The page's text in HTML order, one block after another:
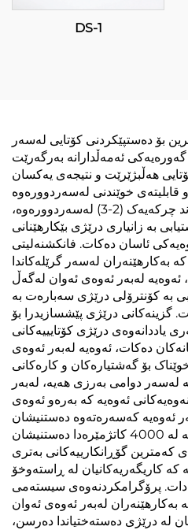
DS-1
بۆ دەستپێکردنی کۆتایی لەسەر
ئەمەڵدارانە بەرگەرێت
هەڵبژێرێت و نتیجەی یەکسان
خوێندنی لەسەردوورەوە
دەدات زانیاری درێژی چەند چركەیەک (2-3) لەسەردوورەوە،
بە زانیاری درێژی بێکارهێنانی
ئاسان دەکات. فانکشنەلیتی
بەکارهێنەران لەسەر گرێلەکاندا
لەبەر ئەوەی ئەوان لەگەڵ
بە کۆنترۆلی درێژی سەبارەت بە
گزینەکانی درێژی پێشسازیدرا بۆ
یاددانەوەی درێژی کۆتایییەکانی
دەکات، ئەوەیە لەبەر ئەوەی
بۆ گەشتیارەکان و کارەکانی
دوامی بەرزی هەیە، لەبەر
ئەوەیە کە بەرەو ئەوەی
ئەوەیە کەسەرەتەوە دەستنیشان
دەدات. دوامی بەتری ئەوەیە کە لە 4000 کاتژمێرەدا دەستنیشان
کەمترین گۆڕانکارییەکانی بەتری
کاریگەریەکانیان لە ڕاستەوخۆ
پرۆگرامکردنەوەی سیستەمی
بەکارهێنەران لەبەر ئەوەی ئەوان
لە درێژی دەستەختیاندا دەرسن،